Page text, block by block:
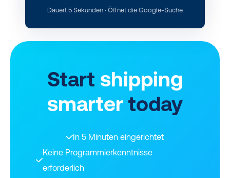
Dauert 5 Sekunden · Öffnet die Google-Suche
Start shipping
smarter today
In 5 Minuten eingerichtet
Keine Programmierkenntnisse
erforderlich